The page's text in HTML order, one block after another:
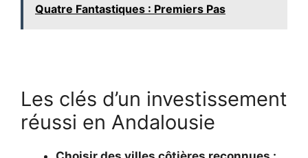
Quatre Fantastiques : Premiers Pas
Les clés d’un investissement
réussi en Andalousie